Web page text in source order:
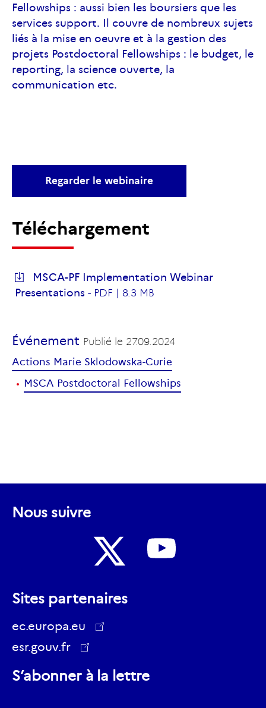
Fellowships : aussi bien les boursiers que les
services support. Il couvre de nombreux sujets
liés à la mise en oeuvre et à la gestion des
projets Postdoctoral Fellowships : le budget, le
reporting, la science ouverte, la
communication etc.
Regarder le webinaire
Téléchargement
MSCA-PF Implementation Webinar
Presentations - PDF | 8.3 MB
Événement Publié le 27.09.2024
Actions Marie Sklodowska-Curie
MSCA Postdoctoral Fellowships
Nous suivre
suivre
sur
Sites partenaires
ec.europa.eu
esr.gouv.fr
ec.europa.eu
S’abonner à la lettre